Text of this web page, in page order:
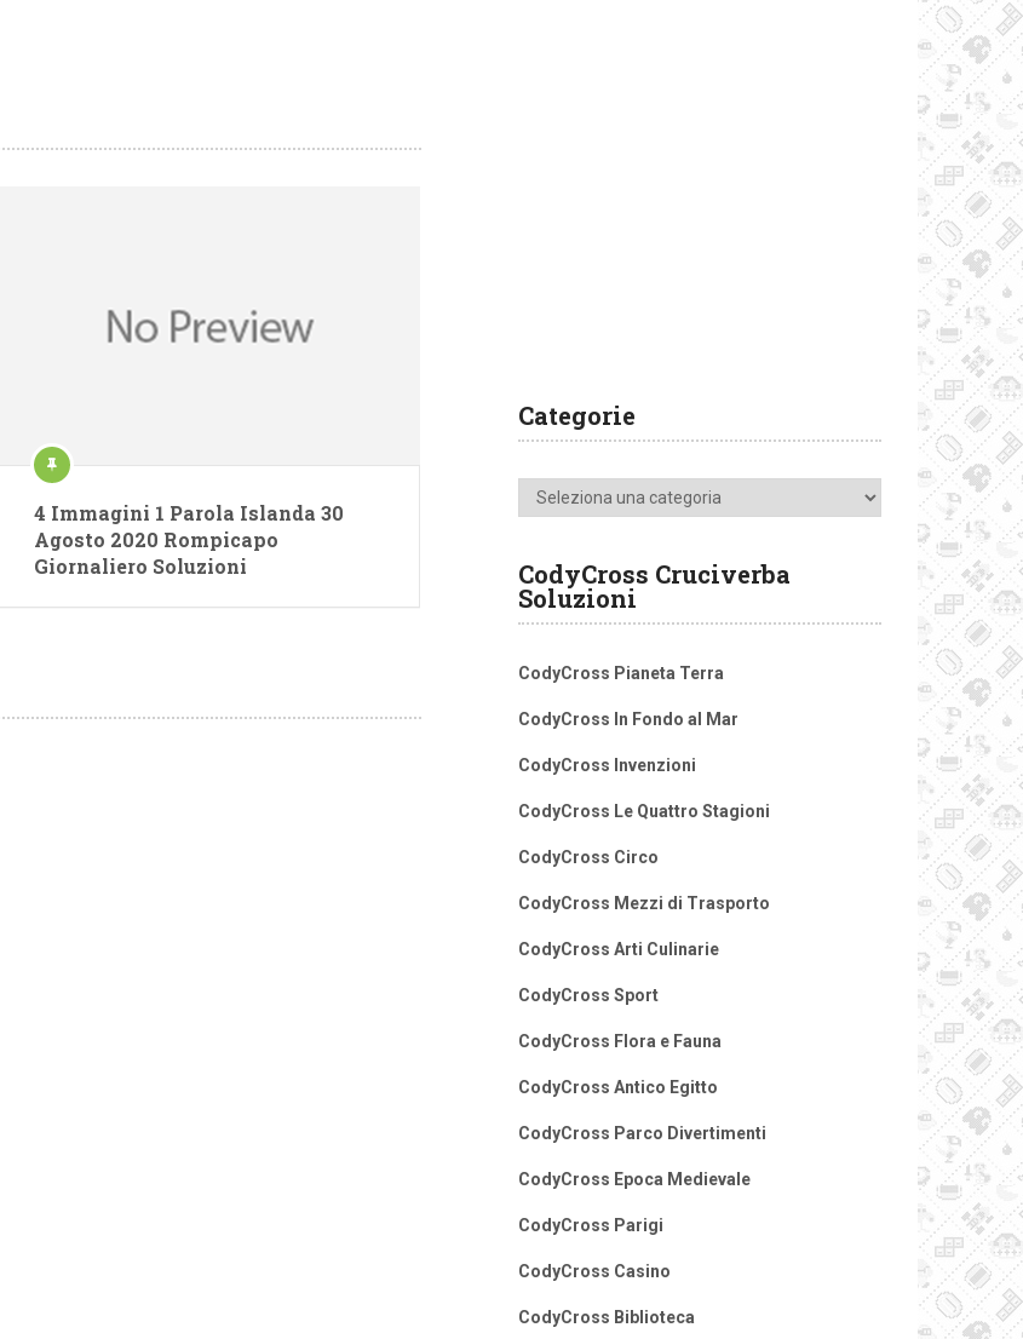
4 Immagini 1 Parola Islanda 30
Agosto 2020 Rompicapo
Giornaliero Soluzioni
Categorie
Categorie
CodyCross Cruciverba
Soluzioni
CodyCross Pianeta Terra
CodyCross In Fondo al Mar
CodyCross Invenzioni
CodyCross Le Quattro Stagioni
CodyCross Circo
CodyCross Mezzi di Trasporto
CodyCross Arti Culinarie
CodyCross Sport
CodyCross Flora e Fauna
CodyCross Antico Egitto
CodyCross Parco Divertimenti
CodyCross Epoca Medievale
CodyCross Parigi
CodyCross Casino
CodyCross Biblioteca